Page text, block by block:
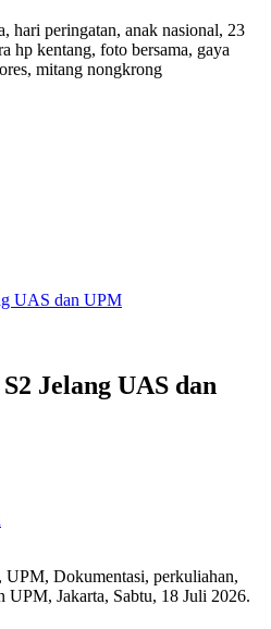
hari peringatan, anak nasional, 23
hp kentang, foto bersama, gaya
mitang nongkrong
Jelang UAS dan
Dokumentasi, perkuliahan,
UPM, Jakarta, Sabtu, 18 Juli 2026.